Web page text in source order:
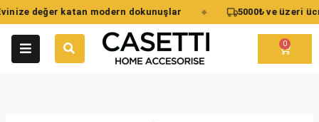
İçeriğe
atla
değer katan modern dokunuşlar ◆ 5000₺ ve üzeri
0
Cart